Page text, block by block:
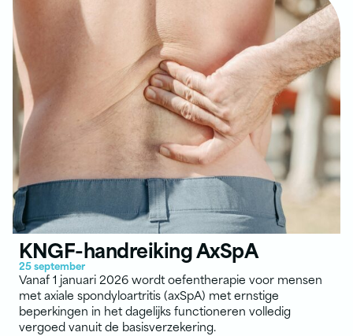
KNGF-handreiking AxSpA
25 september
Vanaf 1 januari 2026 wordt oefentherapie voor mensen
met axiale spondyloartritis (axSpA) met ernstige
beperkingen in het dagelijks functioneren volledig
vergoed vanuit de basisverzekering.